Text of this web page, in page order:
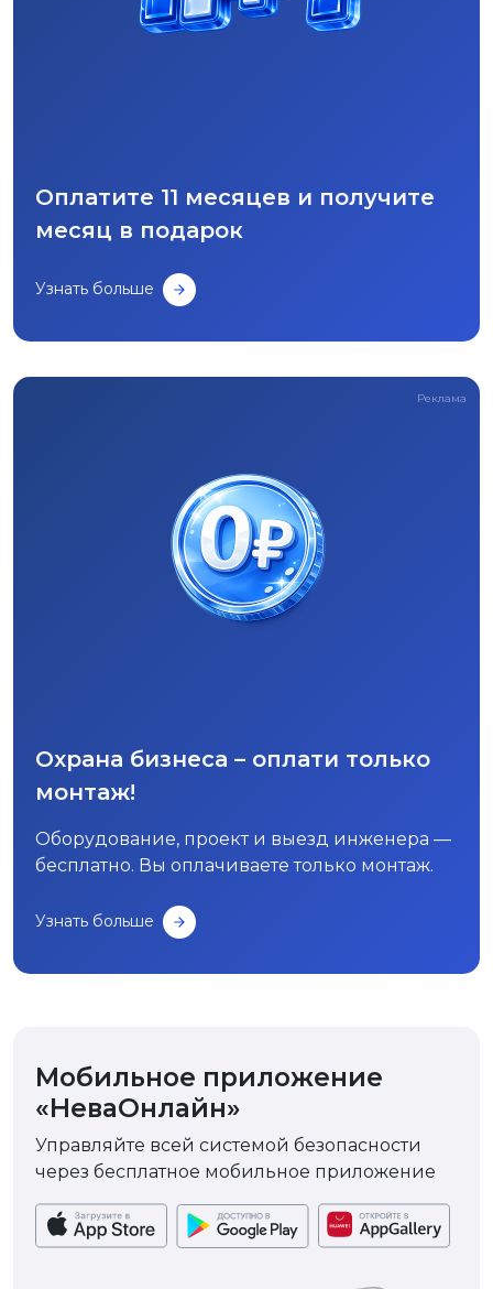
Оплатите 11 месяцев и получите
месяц в подарок
Узнать больше
Охрана бизнеса – оплати только
монтаж!
Оборудование, проект и выезд инженера —
бесплатно. Вы оплачиваете только монтаж.
Узнать больше
Реклама
Мобильное приложение
«НеваОнлайн»
Управляйте всей системой безопасности
через бесплатное мобильное приложение